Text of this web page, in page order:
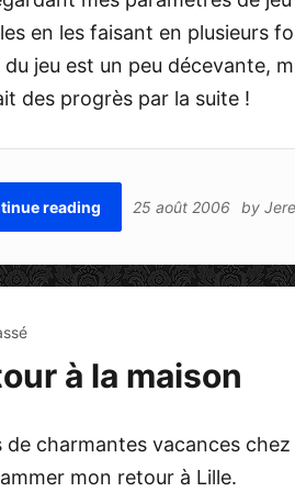
en les faisant en plusieurs
du jeu est un peu décevante,
des progrès par la suite !
reading 25 août 2006 by
à la maison
de charmantes vacances
mon retour à Lille.